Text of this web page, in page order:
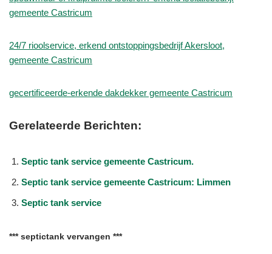
gemeente Castricum
24/7 rioolservice, erkend ontstoppingsbedrijf Akersloot,
gemeente Castricum
gecertificeerde-erkende dakdekker gemeente Castricum
Gerelateerde Berichten:
Septic tank service gemeente Castricum.
Septic tank service gemeente Castricum: Limmen
Septic tank service
*** septictank vervangen ***